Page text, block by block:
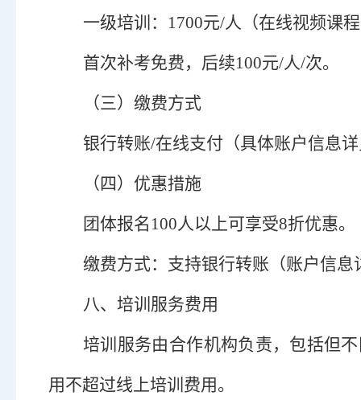
一级培训 ： 1700元/人（在线视频课程
首次补考免费，后续100元/人/次。
（三） 缴费方式
银行转账/在线支付（具体账户信息
（四） 优惠措施
团体报名 100人以上可享受8折优惠。
缴费方式：支持银行转账（账户信息
八、培训服务费用
培训服务由合作机构负责，包括但
用不超过线上培训费用。